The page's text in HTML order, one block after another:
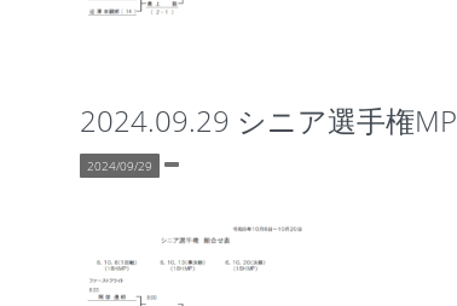
2024.09.29 シニア選手権MP
2024/09/29